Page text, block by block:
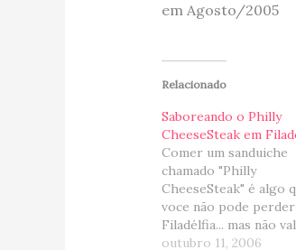
em Agosto/2005
Relacionado
Saboreando o Philly
CheeseSteak em
Comer um sanduiche
chamado "Philly
CheeseSteak" é algo
voce não pode
Filadélfia... mas não
comer em qualquer
outubro 11, 2006